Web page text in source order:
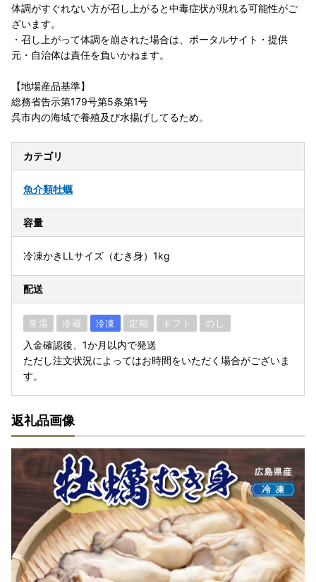
体調がすぐれない方が召し上がると中毒症状が現れる可能性がご
ざいます。
・召し上がって体調を崩された場合は、ポータルサイト・提供
元・自治体は責任を負いかねます。
【地場産品基準】
総務省告示第179号第5条第1号
呉市内の海域で養殖及び水揚げしてるため。
カテゴリ
魚介類牡蠣
容量
冷凍かきLLサイズ（むき身）1kg
配送
常温 冷蔵 冷凍 定期 ギフト のし
入金確認後、1か月以内で発送
ただし注文状況によってはお時間をいただく場合がございま
す。
返礼品画像